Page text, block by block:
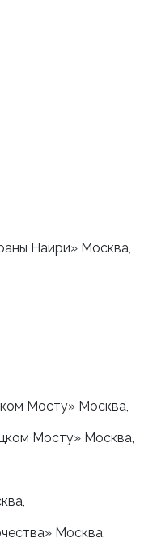
Наири» Москва,
Мосту» Москва,
Мосту» Москва,
Москва,